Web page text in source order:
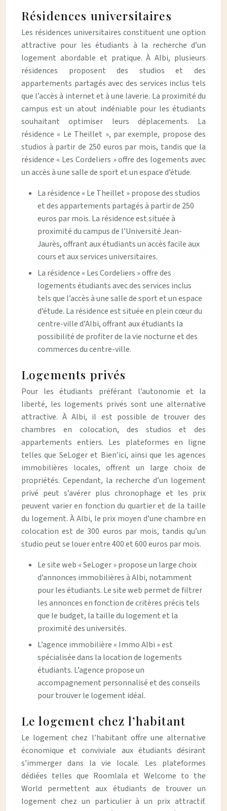
Résidences universitaires
Les résidences universitaires constituent une option
attractive pour les étudiants à la recherche d’un
logement abordable et pratique. À Albi, plusieurs
résidences proposent des studios et des
appartements partagés avec des services inclus tels
que l’accès à internet et à une laverie. La proximité du
campus est un atout indéniable pour les étudiants
souhaitant optimiser leurs déplacements. La
résidence « Le Theillet », par exemple, propose des
studios à partir de 250 euros par mois, tandis que la
résidence « Les Cordeliers » offre des logements avec
un accès à une salle de sport et un espace d’étude.
La résidence « Le Theillet » propose des studios
et des appartements partagés à partir de 250
euros par mois. La résidence est située à
proximité du campus de l’Université Jean-
Jaurès, offrant aux étudiants un accès facile aux
cours et aux services universitaires.
La résidence « Les Cordeliers » offre des
logements étudiants avec des services inclus
tels que l’accès à une salle de sport et un espace
d’étude. La résidence est située en plein cœur du
centre-ville d’Albi, offrant aux étudiants la
possibilité de profiter de la vie nocturne et des
commerces du centre-ville.
Logements privés
Pour les étudiants préférant l’autonomie et la
liberté, les logements privés sont une alternative
attractive. À Albi, il est possible de trouver des
chambres en colocation, des studios et des
appartements entiers. Les plateformes en ligne
telles que SeLoger et Bien’ici, ainsi que les agences
immobilières locales, offrent un large choix de
propriétés. Cependant, la recherche d’un logement
privé peut s’avérer plus chronophage et les prix
peuvent varier en fonction du quartier et de la taille
du logement. À Albi, le prix moyen d’une chambre en
colocation est de 300 euros par mois, tandis qu’un
studio peut se louer entre 400 et 600 euros par mois.
Le site web « SeLoger » propose un large choix
d’annonces immobilières à Albi, notamment
pour les étudiants. Le site web permet de filtrer
les annonces en fonction de critères précis tels
que le budget, la taille du logement et la
proximité des universités.
L’agence immobilière « Immo Albi » est
spécialisée dans la location de logements
étudiants. L’agence propose un
accompagnement personnalisé et des conseils
pour trouver le logement idéal.
Le logement chez l’habitant
Le logement chez l’habitant offre une alternative
économique et conviviale aux étudiants désirant
s’immerger dans la vie locale. Les plateformes
dédiées telles que Roomlala et Welcome to the
World permettent aux étudiants de trouver un
logement chez un particulier à un prix attractif.